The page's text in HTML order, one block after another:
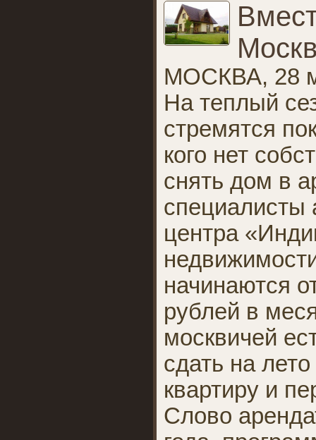
МОСКВА, 28
На теплый
стремятся
кого нет
снять дом в
специалисты
центра
начинаются
рублей в
москвичей
сдать на
квартиру и
Слово